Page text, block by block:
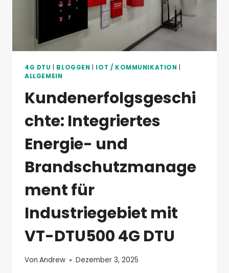
4G DTU BLOGGEN IOT / KOMMUNIKATION
ALLGEMEIN
Kundenerfolgsgeschi
chte: Integriertes
Energie- und
Brandschutzmanage
ment für
Industriegebiet mit
VT-DTU500 4G DTU
Von Andrew Dezember 3, 2025